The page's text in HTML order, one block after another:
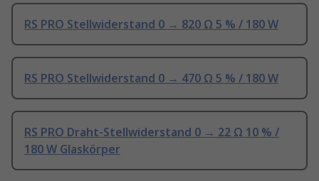
RS PRO Stellwiderstand 0 → 820 Ω 5 % / 180 W
RS PRO Stellwiderstand 0 → 470 Ω 5 % / 180 W
RS PRO Draht-Stellwiderstand 0 → 22 Ω 10 % /
180 W Glaskörper